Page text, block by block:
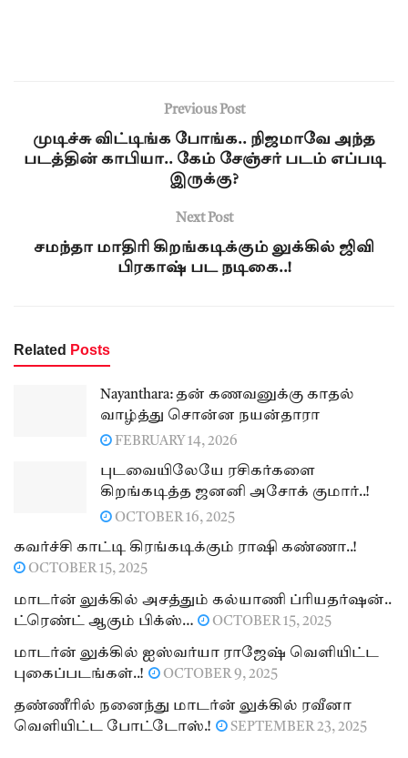
Previous Post
முடிச்சு விட்டிங்க போங்க.. நிஜமாவே அந்த
படத்தின் காபியா.. கேம் சேஞ்சர் படம் எப்படி
இருக்கு?
Next Post
சமந்தா மாதிரி கிறங்கடிக்கும் லுக்கில் ஜிவி
பிரகாஷ் பட நடிகை..!
Related Posts
Nayanthara: தன் கணவனுக்கு காதல்
வாழ்த்து சொன்ன நயன்தாரா
FEBRUARY 14, 2026
புடவையிலேயே ரசிகர்களை
கிறங்கடித்த ஜனனி அசோக் குமார்..!
OCTOBER 16, 2025
கவர்ச்சி காட்டி கிரங்கடிக்கும் ராஷி கண்ணா..!
OCTOBER 15, 2025
மாடர்ன் லுக்கில் அசத்தும் கல்யாணி ப்ரியதர்ஷன்..
ட்ரெண்ட் ஆகும் பிக்ஸ்…
OCTOBER 15, 2025
மாடர்ன் லுக்கில் ஐஸ்வர்யா ராஜேஷ் வெளியிட்ட
புகைப்படங்கள்..!
OCTOBER 9, 2025
தண்ணீரில் நனைந்து மாடர்ன் லுக்கில் ரவீனா
வெளியிட்ட போட்டோஸ்.!
SEPTEMBER 23, 2025